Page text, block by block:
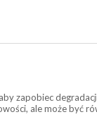
zapobiec degradacji
ale może być